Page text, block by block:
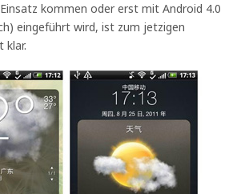
kommen oder erst mit Android 4.0
eingeführt wird, ist zum jetzigen
klar.